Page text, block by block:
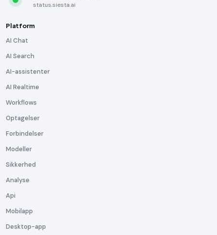
status.siesta.ai
Platform
AI Chat
AI Search
AI-assistenter
AI Realtime
Workflows
Optagelser
Forbindelser
Modeller
Sikkerhed
Analyse
Api
Mobilapp
Desktop-app